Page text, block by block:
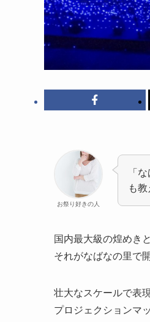
お祭り好きの人
「
も教
国内最大級の煌めき
それがなばなの里で
壮大なスケールで表
プロジェクションマ